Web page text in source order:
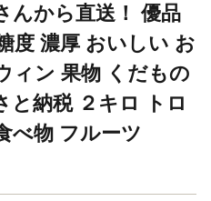
んから直送！ 優品
度 濃厚 おいしい お
ィン 果物 くだもの
と納税 ２キロ トロ
べ物 フルーツ